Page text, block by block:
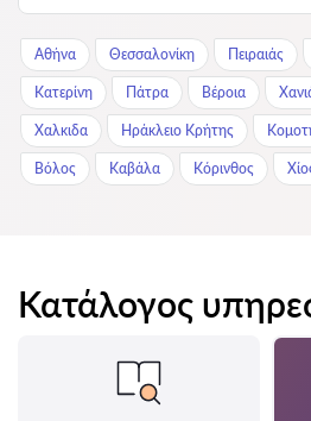
Αθήνα Θεσσαλονίκη Πειραιάς
Κατερίνη Πάτρα Βέροια
Χαλκιδα Ηράκλειο Κρήτης
Βόλος Καβάλα Κόρινθος
Κατάλογος